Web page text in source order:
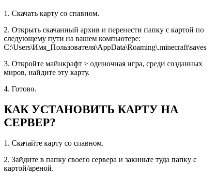
1. Скачать карту со спавном.
2. Открыть скачанный архив и перенести папку с картой по
следующему пути на вашем компьютере:
C:\Users\Имя_Пользователя\AppData\Roaming\.minecraft\saves
3. Откройте майнкрафт > одиночная игра, среди созданных
миров, найдите эту карту.
4. Готово.
КАК УСТАНОВИТЬ КАРТУ НА
СЕРВЕР?
1. Скачайте карту со спавном.
2. Зайдите в папку своего сервера и закиньте туда папку с
картой/ареной.